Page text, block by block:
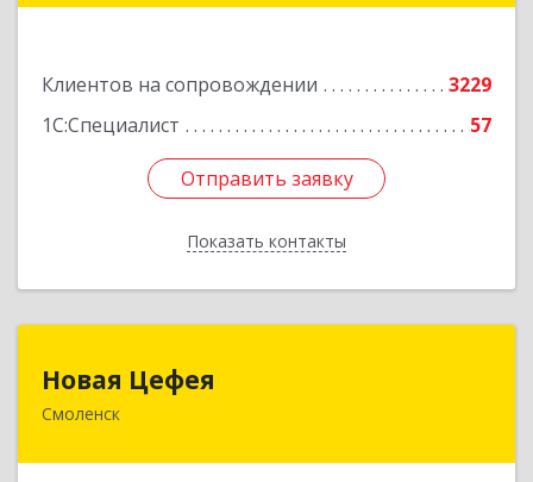
Клиентов на сопровождении
3229
1С:Специалист
57
Отправить заявку
Показать контакты
Отправить заявку
Назад
Новая Цефея
Смоленск
214018, Смоленская обл, Смоленск г, Раевского